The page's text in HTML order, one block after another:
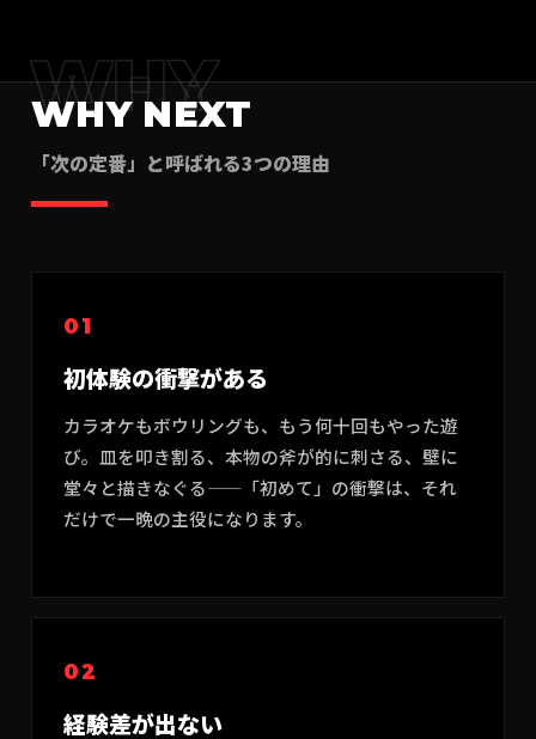
WHY
WHY NEXT
「次の定番」と呼ばれる3つの理由
01
初体験の衝撃がある
カラオケもボウリングも、もう何十回もやった遊
び。皿を叩き割る、本物の斧が的に刺さる、壁に
堂々と描きなぐる——「初めて」の衝撃は、それ
だけで一晩の主役になります。
02
経験差が出ない